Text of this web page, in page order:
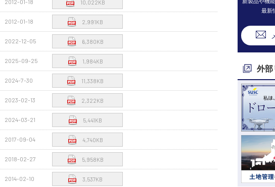
最新
外部
2012-01-18 10,022KB
2012-01-18 2,991KB
2022-12-05 6,380KB
2025-09-25 1,984KB
2024-7-30 11,338KB
2023-02-13 2,322KB
2024-03-21 5,441KB
2017-09-04 4,740KB
2018-02-27 5,958KB
2014-02-10 3,537KB